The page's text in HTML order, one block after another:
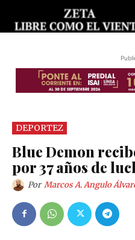
DEPORTEZ
Blue Demon
por 37 años de
Por Marcos A. Angulo